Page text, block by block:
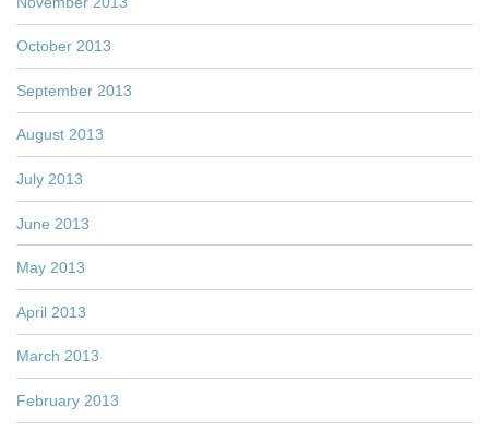
October 2013
September 2013
August 2013
July 2013
June 2013
May 2013
April 2013
March 2013
February 2013